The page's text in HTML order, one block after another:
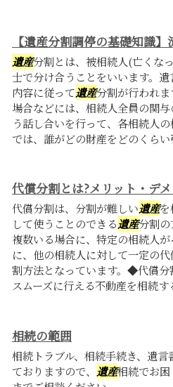
【遺産分割調停の基礎知識
遺産分割とは、被相続人(亡くな
士で分け合うことをいいます。
内容に従って遺産分割が行われ
場合などには、相続人全員の関与
う話し合いを行って、各相続人
では、誰がどの財産をどのくら
代償分割とは?メリット・デ
代償分割は、分割が難しい遺産を
して使うことのできる遺産分割
複数いる場合に、特定の相続人が
に、他の相続人に対して一定の
割方法となっています。◆代償
スムーズに行える不動産を相続
相続の範囲
相続トラブル、相続手続き、遺
ておりますので、 遺産相続でお